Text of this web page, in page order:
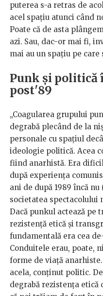
puterea s-a retras de
acel spațiu atunci când
Poate că de asta
azi. Sau, dac-or mai fi,
mai au un spațiu pe
Punk și politică
post'89
„Coagularea grupului
degrabă plecând de la
personale cu spațiul
ideologie politică. Acea
fiind anarhistă. Era
după experiența
ani de după 1989 încă
societatea spectacolului
Dacă punkul actează pe
rezistență etică și
fundamentală era cea
Conduitele erau, poate,
forme de viață
acela, conținut politic.
degrabă rezistența etică